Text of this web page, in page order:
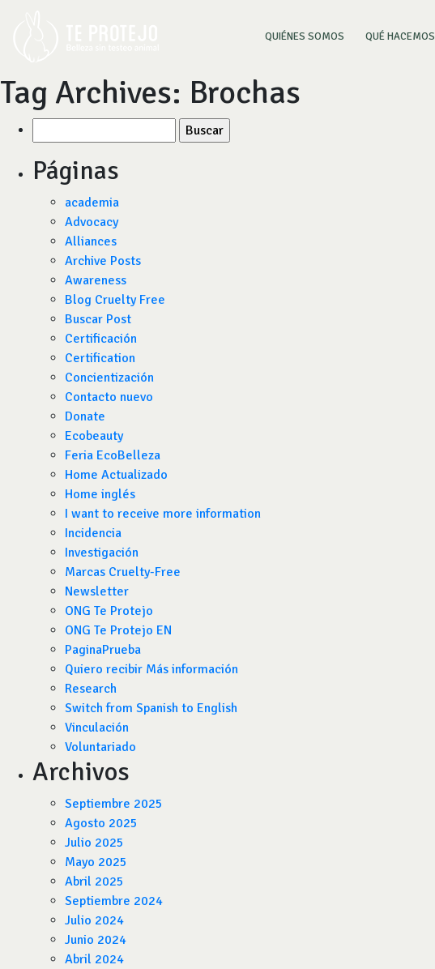
QUIÉNES SOMOS (CURRENT)
QUÉ HACEMOS
Tag Archives: Brochas
por:
Páginas
academia
Advocacy
Alliances
Archive Posts
Awareness
Blog Cruelty Free
Buscar Post
Certificación
Certification
Concientización
Contacto nuevo
Donate
Ecobeauty
Feria EcoBelleza
Home Actualizado
Home inglés
I want to receive more information
Incidencia
Investigación
Marcas Cruelty-Free
Newsletter
ONG Te Protejo
ONG Te Protejo EN
PaginaPrueba
Quiero recibir Más información
Research
Switch from Spanish to English
Vinculación
Voluntariado
Archivos
Septiembre 2025
Agosto 2025
Julio 2025
Mayo 2025
Abril 2025
Septiembre 2024
Julio 2024
Junio 2024
Abril 2024